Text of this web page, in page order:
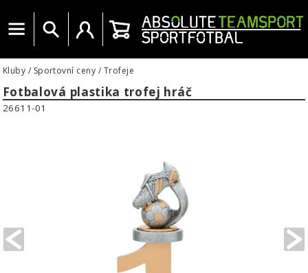
Menu Vyhledat Uživatelský účet
Košík
Kluby / Sportovní ceny / Trofeje
Fotbalová plastika trofej hráč
PREVIOUS
26611-01